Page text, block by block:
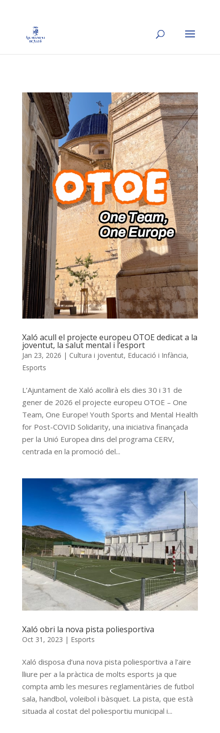
Xaló acull el projecte europeu OTOE dedicat a la
joventut, la salut mental i l’esport
Jan 23, 2026 | Cultura i joventut, Educació i Infància,
Esports
L’Ajuntament de Xaló acollirà els dies 30 i 31 de
gener de 2026 el projecte europeu OTOE – One
Team, One Europe! Youth Sports and Mental Health
for Post-COVID Solidarity, una iniciativa finançada
per la Unió Europea dins del programa CERV,
centrada en la promoció del...
Xaló obri la nova pista poliesportiva
Oct 31, 2023 | Esports
Xaló disposa d’una nova pista poliesportiva a l’aire
lliure per a la pràctica de molts esports ja que
compta amb les mesures reglamentàries de futbol
sala, handbol, voleibol i bàsquet. La pista, que està
situada al costat del poliesportiu municipal i...